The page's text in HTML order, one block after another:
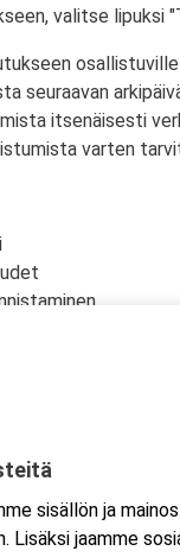
valitse lipuksi
seuraavan
itsenäisesti
varten
vuotta.
heinäkuussa
sisällön ja
Lisäksi jaamme